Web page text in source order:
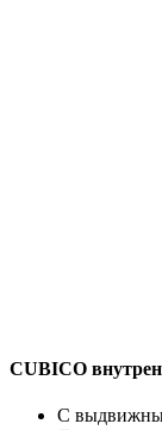
CUBICO
C